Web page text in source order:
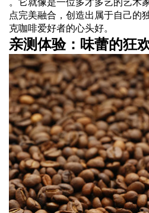
点完美融合，创造出属于自己的
克咖啡爱好者的心头好。
亲测体验：味蕾的狂